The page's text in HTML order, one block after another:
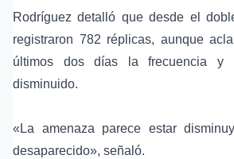
Rodríguez detalló que desde el
registraron 782 réplicas, aunque
últimos dos días la frecuencia y
disminuido.
«La amenaza parece estar
desaparecido», señaló.